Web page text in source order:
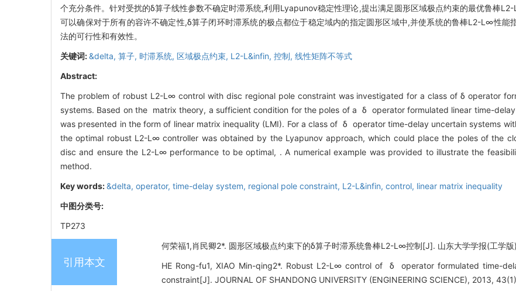
个充分条件。针对受扰的δ算子线性参数不确定时滞系统,利用Lyapunov稳定性理论,提出满足圆形区域极点约束的最优鲁棒
可以确保对于所有的容许不确定性,δ算子闭环时滞系统的极点都位于稳定域内的指定圆形区域中,并使系统的鲁棒L2-L∞性能
法的可行性和有效性。
关键词:&delta, 算子, 时滞系统, 区域极点约束, L2-L&infin, 控制, 线性矩阵不等式
Abstract:
The problem of robust L2-L∞ control with disc regional pole constraint was investigated for a class of δ operator
systems. Based on the matrix theory, a sufficient condition for the poles of a δ operator formulated linear time-
was presented in the form of linear matrix inequality (LMI). For a class of δ operator time-delay uncertain systems
the optimal robust L2-L∞ controller was obtained by the Lyapunov approach, which could place the poles of the
disc and ensure the L2-L∞ performance to be optimal, . A numerical example was provided to illustrate the
method.
Key words:&delta, operator, time-delay system, regional pole constraint, L2-L&infin, control, linear matrix inequality
中图分类号:
TP273
引用本文
何荣福1,肖民卿2*. 圆形区域极点约束下的δ算子时滞系统鲁棒L2-L∞控制[J]. 山东大学学报(工学
HE Rong-fu1, XIAO Min-qing2*. Robust L2-L∞ control of δ operator formulated time-
constraint[J]. JOURNAL OF SHANDONG UNIVERSITY (ENGINEERING SCIENCE), 2013,